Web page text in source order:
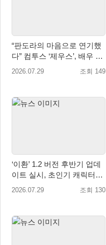
“판도라의 마음으로 연기했
다” 컴투스 ‘제우스’, 배우 박
지현의 ‘판도라’ 제작기 공개
2026.07.29 조회 149
‘이환’ 1.2 버전 후반기 업데
이트 실시, 초인기 캐릭터
‘일로이’ 등장
2026.07.29 조회 130